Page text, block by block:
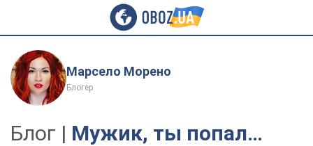
Марсело Морено
Блогер
Блог | Мужик, ты попал…